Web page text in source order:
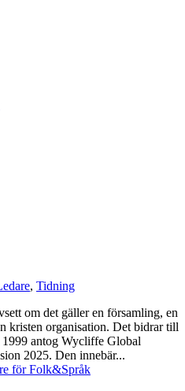
, Tidning
om det gäller en församling, en
kristen organisation. Det bidrar till
antog Wycliffe Global
2025. Den innebär...